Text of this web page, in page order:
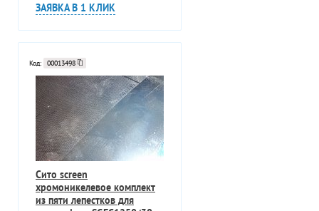
ЗАЯВКА В 1 КЛИК
Код: 00013498
Сито screen
хромоникелевое комплект
из пяти лепестков для